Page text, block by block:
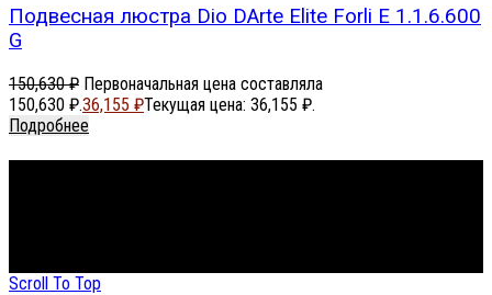
Подвесная люстра Dio DArte Elite Forli E 1.1.6.600
G
150,630₽ Первоначальная цена составляла
150,630 ₽.36,155 ₽Текущая цена: 36,155 ₽.
Подробнее
Scroll To Top